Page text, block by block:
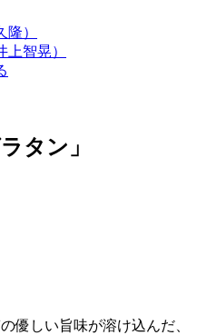
）
智晃）
タン」
優しい旨味が溶け込んだ、